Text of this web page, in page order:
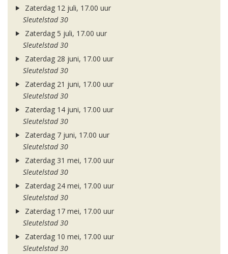
Zaterdag 12 juli, 17.00 uur
Sleutelstad 30
Zaterdag 5 juli, 17.00 uur
Sleutelstad 30
Zaterdag 28 juni, 17.00 uur
Sleutelstad 30
Zaterdag 21 juni, 17.00 uur
Sleutelstad 30
Zaterdag 14 juni, 17.00 uur
Sleutelstad 30
Zaterdag 7 juni, 17.00 uur
Sleutelstad 30
Zaterdag 31 mei, 17.00 uur
Sleutelstad 30
Zaterdag 24 mei, 17.00 uur
Sleutelstad 30
Zaterdag 17 mei, 17.00 uur
Sleutelstad 30
Zaterdag 10 mei, 17.00 uur
Sleutelstad 30